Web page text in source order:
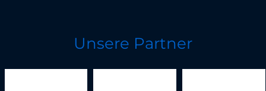
Unsere Partner